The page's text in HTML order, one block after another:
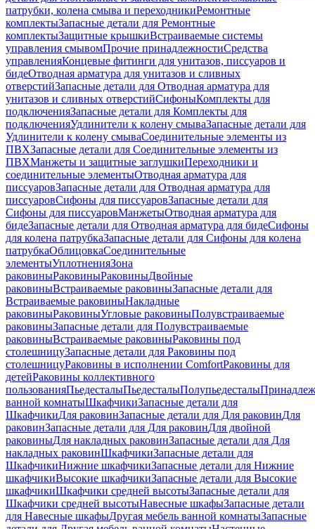
патрубки, колена смыва и переходникиРемонтные
комплектыЗапасные детали для Ремонтные
комплектыЗащитные крышкиВстраиваемые системы
управления смывомПрочие принадлежностиСредства
управленияКонцевые фитинги для унитазов, писсуаров и
бидеОтводная арматура для унитазов и сливных
отверстийЗапасные детали для Отводная арматура для
унитазов и сливных отверстийСифоныКомплекты для
подключенияЗапасные детали для Комплекты для
подключенияУдлинители к колену смываЗапасные детали для
Удлинители к колену смываСоединительные элементы из
ПВХЗапасные детали для Соединительные элементы из
ПВХМанжеты и защитные заглушкиПереходники и
соединительные элементыОтводная арматура для
писсуаровЗапасные детали для Отводная арматура для
писсуаровCифоны для писсуаровЗапасные детали для
Cифоны для писсуаровМанжетыОтводная арматура для
бидеЗапасные детали для Отводная арматура для бидеСифоны
для колена патрубкаЗапасные детали для Сифоны для колена
патрубкаОблицовкаСоединительные
элементыУплотненияЗона
раковиныРаковиныРаковиныДвойные
раковиныВстраиваемые раковиныЗапасные детали для
Встраиваемые раковиныНакладные
раковиныРаковиныУгловые раковиныПолувстраиваемые
раковиныЗапасные детали для Полувстраиваемые
раковиныВстраиваемые раковиныРаковины под
столешницуЗапасные детали для Раковины под
столешницуРаковины в исполнении ComfortPаковины для
детейРаковины коллективного
пользованияПьедесталыПьедесталыПолупьедесталы
ванной комнатыШкафчикиЗапасные детали для
ШкафчикиДля раковинЗапасные детали для Для раковинДля
раковинЗапасные детали для Для раковинДля двойной
раковиныДля накладных pаковинЗапасные детали для Для
накладных pаковинШкафчикиЗапасные детали для
ШкафчикиНижние шкафчикиЗапасные детали для Нижние
шкафчикиВысокие шкафчикиЗапасные детали для Высокие
шкафчикиШкафчики средней высотыЗапасные детали для
Шкафчики средней высотыНавесные шкафыЗапасные детали
для Навесные шкафыДругая мебель ванной комнатыЗапасные